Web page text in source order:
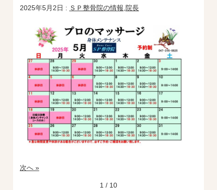
2025年5月2日 : ＳＰ整骨院の情報,院長
次へ »
1 / 10